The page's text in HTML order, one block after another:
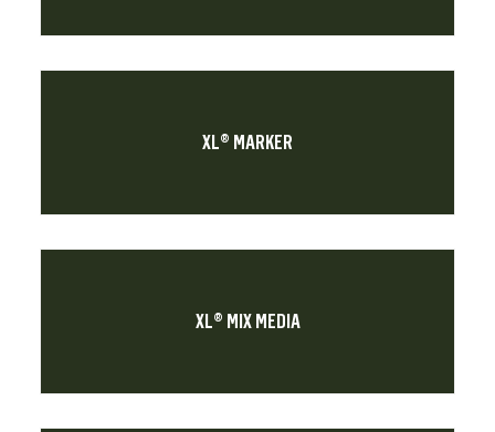
XL® MARKER
XL® MIX MEDIA